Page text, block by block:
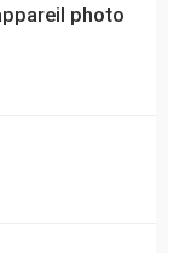
photo